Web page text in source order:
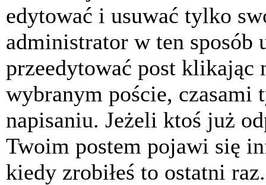
edytować i usuwać tylko
administrator w ten sposób
przeedytować post klikając
wybranym poście, czasami
napisaniu. Jeżeli ktoś już
Twoim postem pojawi się
kiedy zrobiłeś to ostatni